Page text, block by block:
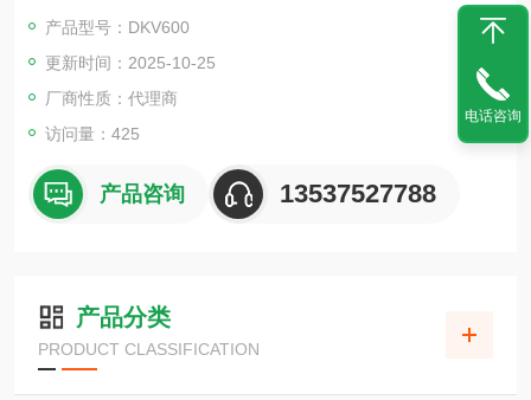
我们拥有多种型号可供选择，从低温到高温，具有精确的温度分
布，从台式型号到大规模生产型号，从廉价类型，因此请从我们
广泛的产品阵容中选择适合您的需求的产品。
此外，我们还可以满足各种需求，包括真空、洁净、惰性等专用
类型以及程序操作。
产品型号：DKV600
更新时间：2025-10-25
厂商性质：代理商
访问量：425
产品咨询 13537527788
产品分类
PRODUCT CLASSIFICATION
电话咨询